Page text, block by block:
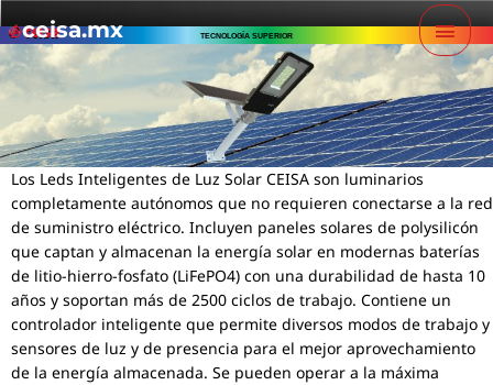
Ir
al
contenido
ceisa.mx TECNOLOGÍA SUPERIOR
Los Leds Inteligentes de Luz Solar CEISA son luminarios
completamente autónomos que no requieren conectarse a la red
de suministro eléctrico. Incluyen paneles solares de polysilicón
que captan y almacenan la energía solar en modernas baterías
de litio-hierro-fosfato (LiFePO4) con una durabilidad de hasta 10
años y soportan más de 2500 ciclos de trabajo. Contiene un
controlador inteligente que permite diversos modos de trabajo y
sensores de luz y de presencia para el mejor aprovechamiento
de la energía almacenada. Se pueden operar a la máxima